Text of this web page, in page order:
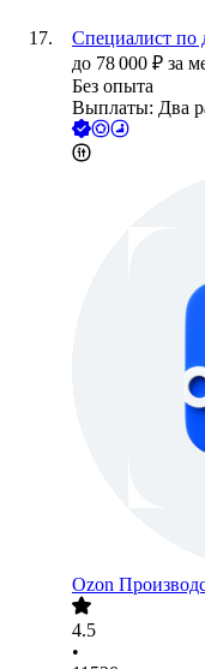
Специалист по
до 78 000 ₽ за
Без опыта
Выплаты: Два
Ozon
4.5
•